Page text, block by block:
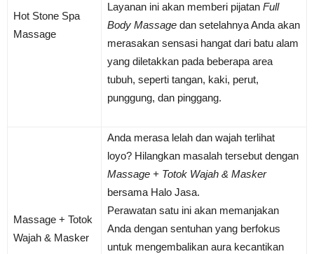
Hot Stone Spa
Massage
Layanan ini akan memberi pijatan Full
Body Massage dan setelahnya Anda akan
merasakan sensasi hangat dari batu alam
yang diletakkan pada beberapa area
tubuh, seperti tangan, kaki, perut,
punggung, dan pinggang.
Massage + Totok
Wajah & Masker
Anda merasa lelah dan wajah terlihat
loyo? Hilangkan masalah tersebut dengan
Massage + Totok Wajah & Masker
bersama Halo Jasa.
Perawatan satu ini akan memanjakan
Anda dengan sentuhan yang berfokus
untuk mengembalikan aura kecantikan